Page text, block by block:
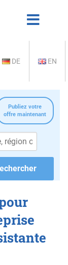
DE EN
Publiez votre
offre maintenant